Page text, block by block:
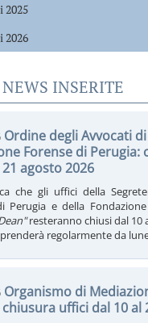
2025
2026
INSERITE
Ordine degli Avvocati
Forense di Perugia:
agosto 2026
che gli uffici della
Perugia e della
resteranno chiusi dal 10
regolarmente da
Organismo di
uffici dal 10 al